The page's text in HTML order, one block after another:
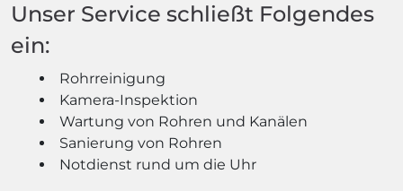
Unser Service schließt Folgendes
ein:
Rohrreinigung
Kamera-Inspektion
Wartung von Rohren und Kanälen
Sanierung von Rohren
Notdienst rund um die Uhr